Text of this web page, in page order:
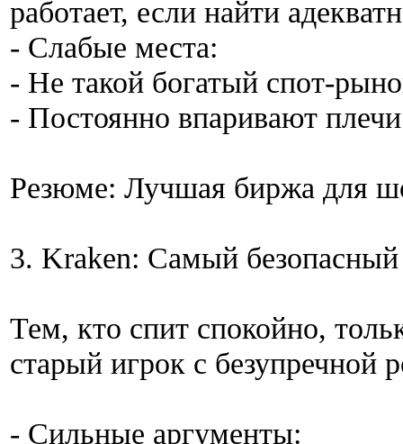
работает, если найти
- Слабые места:
- Не такой богатый спот-
- Постоянно впаривают
Резюме: Лучшая биржа для
3. Kraken: Самый безопасный
Тем, кто спит спокойно,
старый игрок с безупречной
- Сильные аргументы: